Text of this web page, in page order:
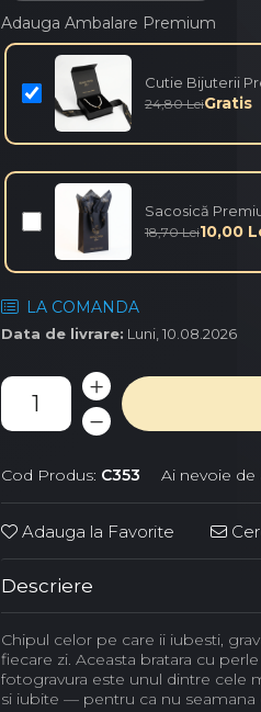
Adauga Ambalare Premium
Cutie Bijuterii
24,80 LeiGratis
Sacosică
18,70 Lei10,00
LA COMANDA
Data de livrare: Luni, 10.08.2026
Cod Produs: C353 Ai nevoie de
Adauga la Favorite
Descriere
Chipul celor pe care ii iubesti,
fiecare zi. Aceasta bratara cu
fotogravura este unul dintre cele
si iubite — pentru ca nu seamana